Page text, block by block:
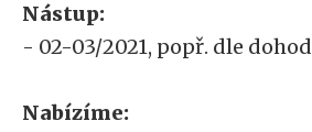
Nástup:
- 02-03/2021, popř. dle
Nabízíme: